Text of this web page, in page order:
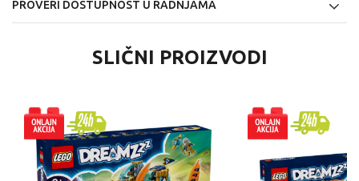
PROVERI DOSTUPNOST U RADNJAMA
SLIČNI PROIZVODI